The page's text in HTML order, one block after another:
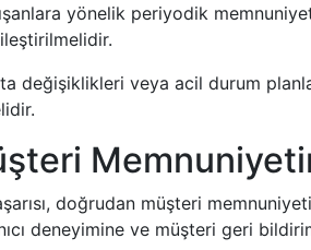
yönelik periyodik
değişiklikleri veya acil durum
doğrudan müşteri
deneyimine ve müşteri geri